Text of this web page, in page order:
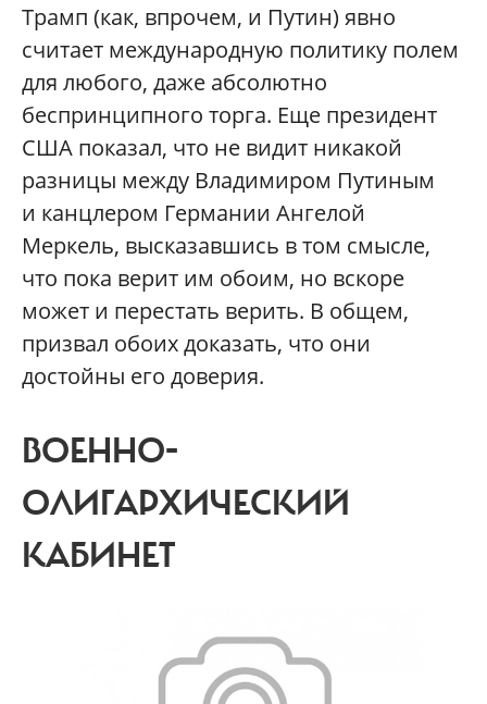
Трамп (как, впрочем, и Путин) явно
считает международную политику полем
для любого, даже абсолютно
беспринципного торга. Еще президент
США показал, что не видит никакой
разницы между Владимиром Путиным
и канцлером Германии Ангелой
Меркель, высказавшись в том смысле,
что пока верит им обоим, но вскоре
может и перестать верить. В общем,
призвал обоих доказать, что они
достойны его доверия.
ВОЕННО-
ОЛИГАРХИЧЕСКИЙ
КАБИНЕТ